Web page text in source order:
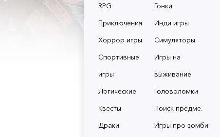
RPG
Гонки
Приключения
Инди игры
Хоррор игры
Симуляторы
Спортивные
игры
Игры на
выживание
Логические
Головоломки
Квесты
Поиск предме.
Драки
Игры про зомби